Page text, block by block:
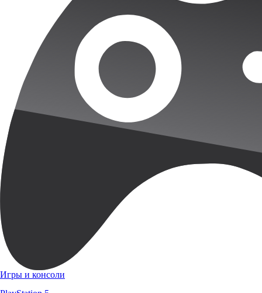
Игры и консоли